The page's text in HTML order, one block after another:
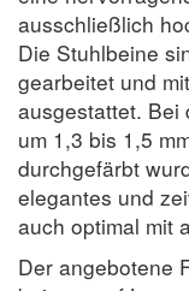
ausschließlich
Die Stuhlbeine
gearbeitet und
ausgestattet. Bei
um 1,3 bis 1,5
durchgefärbt
elegantes und
auch optimal mit
Der angebotene